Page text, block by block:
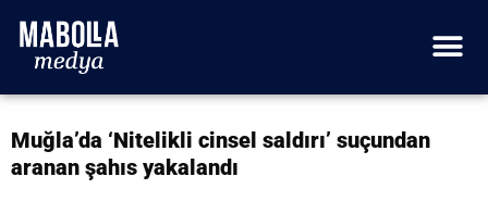
Muğla’da ‘Nitelikli cinsel saldırı’ suçundan
aranan şahıs yakalandı